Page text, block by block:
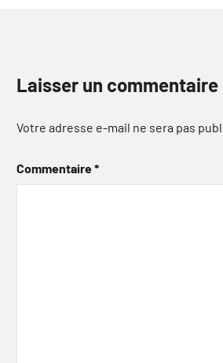
Laisser un commentaire
Votre adresse e-mail ne sera pas
Commentaire*